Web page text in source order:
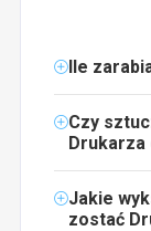
Ile
Czy
Jakie
zostać